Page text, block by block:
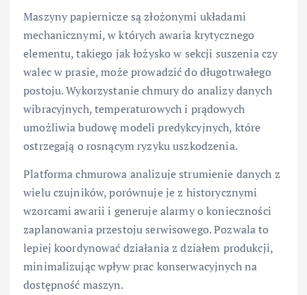
Maszyny papiernicze są złożonymi układami
mechanicznymi, w których awaria krytycznego
elementu, takiego jak łożysko w sekcji suszenia czy
walec w prasie, może prowadzić do długotrwałego
postoju. Wykorzystanie chmury do analizy danych
wibracyjnych, temperaturowych i prądowych
umożliwia budowę modeli predykcyjnych, które
ostrzegają o rosnącym ryzyku uszkodzenia.
Platforma chmurowa analizuje strumienie danych z
wielu czujników, porównuje je z historycznymi
wzorcami awarii i generuje alarmy o konieczności
zaplanowania przestoju serwisowego. Pozwala to
lepiej koordynować działania z działem produkcji,
minimalizując wpływ prac konserwacyjnych na
dostępność maszyn.